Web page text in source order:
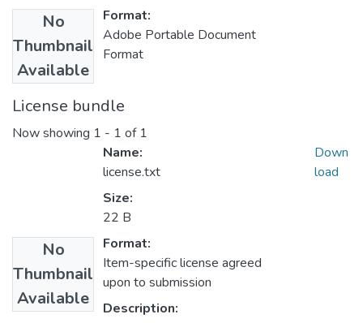
No
Thumbnail
Available
Format:
Adobe Portable Document
Format
License bundle
Now showing 1 - 1 of 1
No
Thumbnail
Available
Name:
license.txt
Size:
22 B
Format:
Item-specific license agreed
upon to submission
Description:
Down
load